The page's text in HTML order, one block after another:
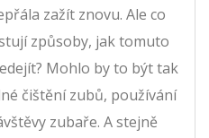
zažít znovu. Ale co
způsoby, jak tomuto
Mohlo by to být tak
čištění zubů, používání
zubaře. A stejně